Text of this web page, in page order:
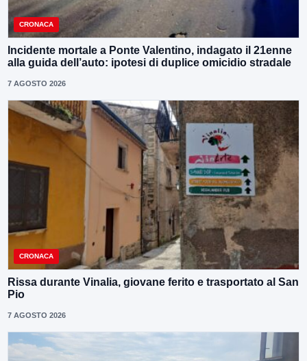
CRONACA
Incidente mortale a Ponte Valentino, indagato il 21enne
alla guida dell’auto: ipotesi di duplice omicidio stradale
7 AGOSTO 2026
CRONACA
Rissa durante Vinalia, giovane ferito e trasportato al San
Pio
7 AGOSTO 2026